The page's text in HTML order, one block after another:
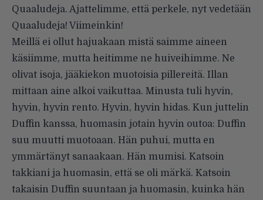
Quaaludeja. Ajattelimme, että perkele, nyt vedetään
Quaaludeja! Viimeinkin!
Meillä ei ollut hajuakaan mistä saimme aineen
käsiimme, mutta heitimme ne huiveihimme. Ne
olivat isoja, jääkiekon muotoisia pillereitä. Illan
mittaan aine alkoi vaikuttaa. Minusta tuli hyvin,
hyvin, hyvin rento. Hyvin, hyvin hidas. Kun juttelin
Duffin kanssa, huomasin jotain hyvin outoa: Duffin
suu muutti muotoaan. Hän puhui, mutta en
ymmärtänyt sanaakaan. Hän mumisi. Katsoin
takkiani ja huomasin, että se oli märkä. Katsoin
takaisin Duffin suuntaan ja huomasin, kuinka hän